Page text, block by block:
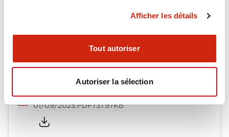
Afficher les détails
Tout autoriser
Autoriser la sélection
Catalogues Et Brochures
LW Catalog
01/09/2025.PDF731.97KB